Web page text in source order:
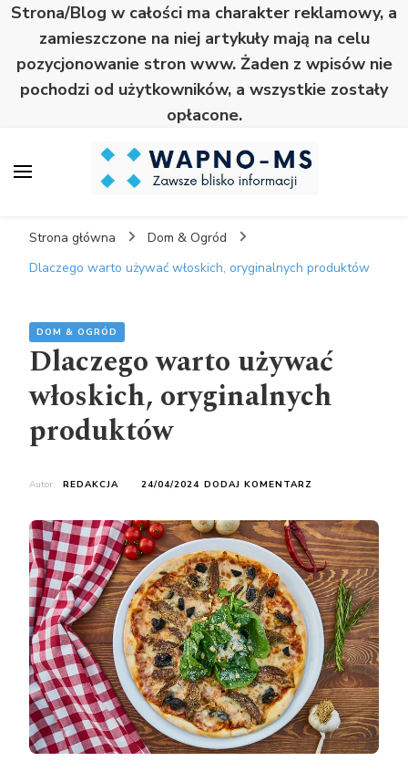
Strona/Blog w całości ma charakter reklamowy, a
zamieszczone na niej artykuły mają na celu
pozycjonowanie stron www. Żaden z wpisów nie
pochodzi od użytkowników, a wszystkie zostały
opłacone.
Strona główna
Dom & Ogród
Dlaczego warto używać włoskich, oryginalnych produktów
DOM & OGRÓD
Dlaczego warto używać
włoskich, oryginalnych
produktów
Autor: REDAKCJA 24/04/2024 DODAJ KOMENTARZ
UŻYWAĆ
WŁOSKICH,
ORYGINALNYCH
PRODUKTÓW